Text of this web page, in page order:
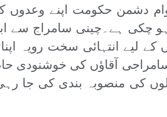
دشمن حکومت اپنے وعدوں
چکی ہے۔چینی سامراج
کے لیے انتہائی سخت رویہ
آقاؤں کی
کی منصوبہ بندی کی جا